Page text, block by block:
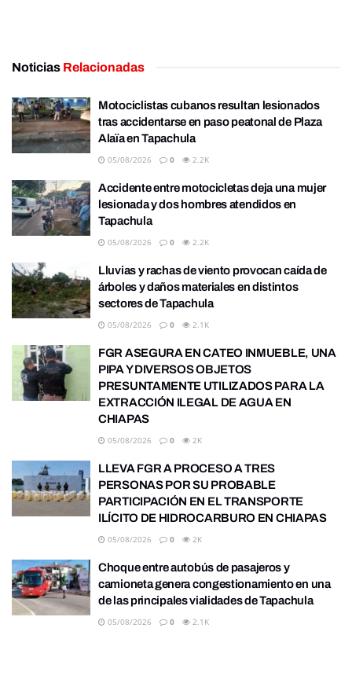
Noticias Relacionadas
Motociclistas cubanos resultan lesionados
tras accidentarse en paso peatonal de Plaza
Alaïa en Tapachula
05/08/2026 0 2.2K
Accidente entre motocicletas deja una mujer
lesionada y dos hombres atendidos en
Tapachula
05/08/2026 0 2.2K
Lluvias y rachas de viento provocan caída de
árboles y daños materiales en distintos
sectores de Tapachula
05/08/2026 0 2.1K
FGR ASEGURA EN CATEO INMUEBLE, UNA
PIPA Y DIVERSOS OBJETOS
PRESUNTAMENTE UTILIZADOS PARA LA
EXTRACCIÓN ILEGAL DE AGUA EN
CHIAPAS
05/08/2026 0 2K
LLEVA FGR A PROCESO A TRES
PERSONAS POR SU PROBABLE
PARTICIPACIÓN EN EL TRANSPORTE
ILÍCITO DE HIDROCARBURO EN CHIAPAS
05/08/2026 0 2K
Choque entre autobús de pasajeros y
camioneta genera congestionamiento en una
de las principales vialidades de Tapachula
05/08/2026 0 2.1K